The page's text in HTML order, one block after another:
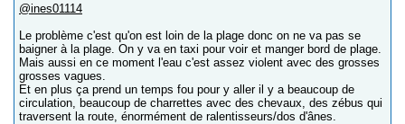
@ines01114
Le problème c'est qu'on est loin de la plage donc on ne va pas se
baigner à la plage. On y va en taxi pour voir et manger bord de plage.
Mais aussi en ce moment l'eau c'est assez violent avec des grosses
grosses vagues.
Et en plus ça prend un temps fou pour y aller il y a beaucoup de
circulation, beaucoup de charrettes avec des chevaux, des zébus qui
traversent la route, énormément de ralentisseurs/dos d'ânes.